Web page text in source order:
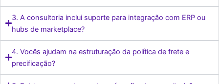
3. A consultoria inclui suporte para integração com ERP ou
hubs de marketplace?
4. Vocês ajudam na estruturação da política de frete e
precificação?